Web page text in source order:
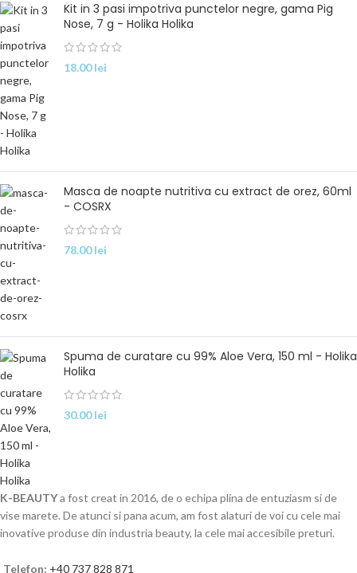
Kit in 3 pasi impotriva punctelor negre, gama Pig
Nose, 7 g - Holika Holika
18.00lei
Masca de noapte nutritiva cu extract de orez, 60ml
- COSRX
78.00lei
Spuma de curatare cu 99% Aloe Vera, 150 ml - Holika
Holika
30.00lei
K-BEAUTYa fost creat in 2016, de o echipa plina de entuziasm si de
vise marete. De atunci si pana acum, am fost alaturi de voi cu cele mai
inovative produse din industria beauty, la cele mai accesibile preturi.
Telefon: +40 737 828 871